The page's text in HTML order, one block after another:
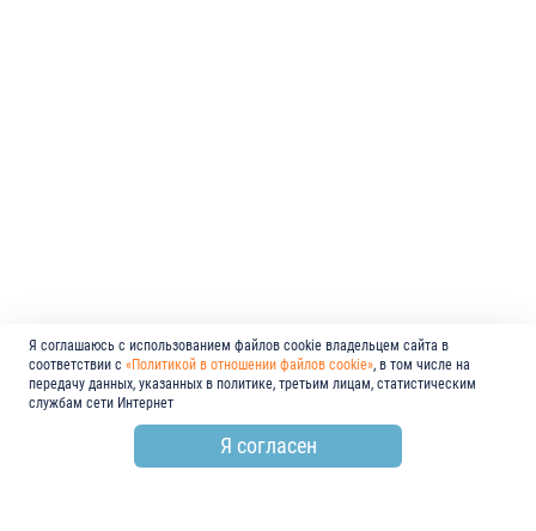
Я соглашаюсь с использованием файлов cookie владельцем сайта в
соответствии с «Политикой в отношении файлов cookie», в том числе на
передачу данных, указанных в политике, третьим лицам, статистическим
службам сети Интернет
Я согласен